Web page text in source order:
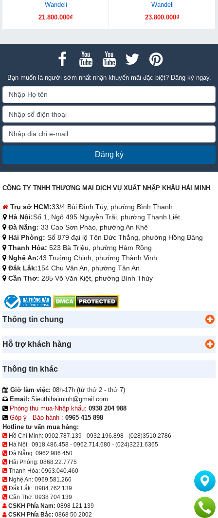
Wandeli
21.800.000₫
Wandeli
23.800.000₫
Bạn muốn là người sớm nhất nhận khuyến mãi đặc biệt? Đăng ký ngay.
Đăng ký
CÔNG TY TNHH THƯƠNG MẠI DỊCH VỤ XUẤT NHẬP KHẨU HẢI MINH
Trụ sở HCM:33/4 Bùi Đình Túy, phường Bình Thạnh
Hà Nội:Số 1, Ngõ 495 Nguyễn Trãi, phường Thanh Liệt
Đà Nẵng: 33 Cao Sơn Pháo, phường An Khê
Hải Phòng: Số 879 đại lộ Tôn Đức Thắng, phường Hồng Bàng
Thanh Hóa: 523 Bà Triệu, phường Hàm Rồng
Nghệ An:43 Trường Chinh, phường Thành Vinh
Đắk Lắk:154 Chu Văn An, phường Tân An
Cần Thơ: 285 Võ Văn Kiệt, phường Bình Thủy
Thông tin chung
Hỗ trợ khách hàng
Thông tin khác
Giờ làm việc: 08h-17h (từ thứ 2 - thứ 7)
Email: Sieuthihaiminh@gmail.com
Phòng thu mua-Nhập khẩu: 0938 204 988
Góp ý - Bảo hành : 0965 415 898
Hotline tư vấn mua hàng:
Hồ Chí Minh: 0902.787.139 - 0932.196.898 - (028)3510.2786
Hà Nội: 0918.486.458 - 0962.714.680 - (024)3221.6365
Đà Nẵng: 0962.986.450
Hải Phòng: 0868.22.7775
Thanh Hóa: 0963.040.460
Nghệ An: 0969.581.266
Đắk Lắk: 0984.762.139
Cần Thơ: 0938 704 139
CSKH Phía Nam: 0898 121 139
CSKH Phía Bắc: 0868 50 2002